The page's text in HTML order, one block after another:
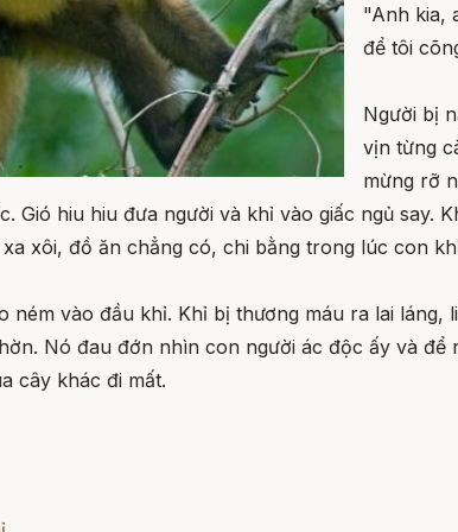
"Anh kia,
để tôi
Người bị
vịn từng
mừng rỡ
Gió hiu hiu đưa người và khỉ vào giấc ngủ say.
xôi, đồ ăn chẳng có, chi bằng trong lúc con
ném vào đầu khỉ. Khỉ bị thương máu ra lai
Nó đau đớn nhìn con người ác độc ấy và
cây khác đi mất.